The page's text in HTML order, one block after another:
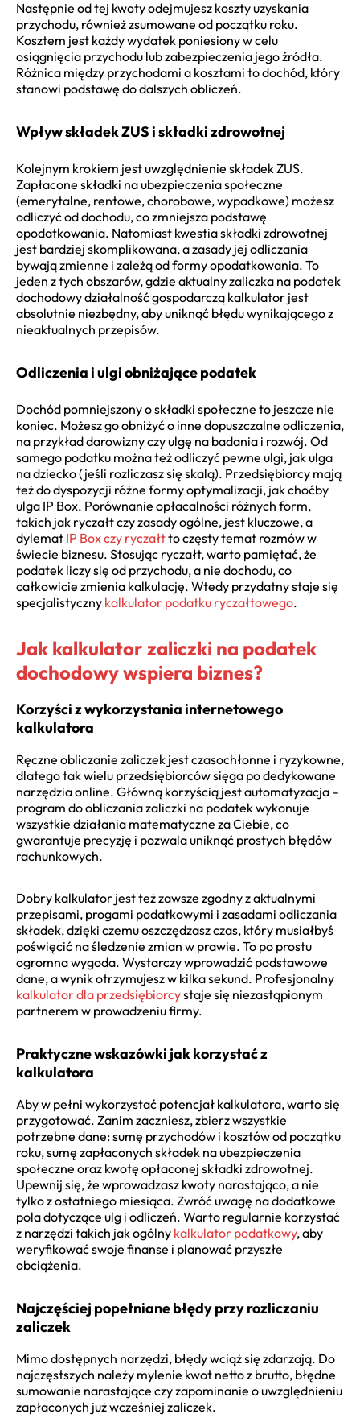
Następnie od tej kwoty odejmujesz koszty uzyskania
przychodu, również zsumowane od początku roku.
Kosztem jest każdy wydatek poniesiony w celu
osiągnięcia przychodu lub zabezpieczenia jego źródła.
Różnica między przychodami a kosztami to dochód, który
stanowi podstawę do dalszych obliczeń.
Wpływ składek ZUS i składki zdrowotnej
Kolejnym krokiem jest uwzględnienie składek ZUS.
Zapłacone składki na ubezpieczenia społeczne
(emerytalne, rentowe, chorobowe, wypadkowe) możesz
odliczyć od dochodu, co zmniejsza podstawę
opodatkowania. Natomiast kwestia składki zdrowotnej
jest bardziej skomplikowana, a zasady jej odliczania
bywają zmienne i zależą od formy opodatkowania. To
jeden z tych obszarów, gdzie aktualny zaliczka na podatek
dochodowy działalność gospodarczą kalkulator jest
absolutnie niezbędny, aby uniknąć błędu wynikającego z
nieaktualnych przepisów.
Odliczenia i ulgi obniżające podatek
Dochód pomniejszony o składki społeczne to jeszcze nie
koniec. Możesz go obniżyć o inne dopuszczalne odliczenia,
na przykład darowizny czy ulgę na badania i rozwój. Od
samego podatku można też odliczyć pewne ulgi, jak ulga
na dziecko (jeśli rozliczasz się skalą). Przedsiębiorcy mają
też do dyspozycji różne formy optymalizacji, jak choćby
ulga IP Box. Porównanie opłacalności różnych form,
takich jak ryczałt czy zasady ogólne, jest kluczowe, a
dylemat IP Box czy ryczałtto częsty temat rozmów w
świecie biznesu. Stosując ryczałt, warto pamiętać, że
podatek liczy się od przychodu, a nie dochodu, co
całkowicie zmienia kalkulację. Wtedy przydatny staje się
specjalistyczny kalkulator podatku ryczałtowego.
Jak kalkulator zaliczki na podatek
dochodowy wspiera biznes?
Korzyści z wykorzystania internetowego
kalkulatora
Ręczne obliczanie zaliczek jest czasochłonne i ryzykowne,
dlatego tak wielu przedsiębiorców sięga po dedykowane
narzędzia online. Główną korzyścią jest automatyzacja –
program do obliczania zaliczki na podatek wykonuje
wszystkie działania matematyczne za Ciebie, co
gwarantuje precyzję i pozwala uniknąć prostych błędów
rachunkowych.
Dobry kalkulator jest też zawsze zgodny z aktualnymi
przepisami, progami podatkowymi i zasadami odliczania
składek, dzięki czemu oszczędzasz czas, który musiałbyś
poświęcić na śledzenie zmian w prawie. To po prostu
ogromna wygoda. Wystarczy wprowadzić podstawowe
dane, a wynik otrzymujesz w kilka sekund. Profesjonalny
kalkulator dla przedsiębiorcystaje się niezastąpionym
partnerem w prowadzeniu firmy.
Praktyczne wskazówki jak korzystać z
kalkulatora
Aby w pełni wykorzystać potencjał kalkulatora, warto się
przygotować. Zanim zaczniesz, zbierz wszystkie
potrzebne dane: sumę przychodów i kosztów od początku
roku, sumę zapłaconych składek na ubezpieczenia
społeczne oraz kwotę opłaconej składki zdrowotnej.
Upewnij się, że wprowadzasz kwoty narastająco, a nie
tylko z ostatniego miesiąca. Zwróć uwagę na dodatkowe
pola dotyczące ulg i odliczeń. Warto regularnie korzystać
z narzędzi takich jak ogólny kalkulator podatkowy, aby
weryfikować swoje finanse i planować przyszłe
obciążenia.
Najczęściej popełniane błędy przy rozliczaniu
zaliczek
Mimo dostępnych narzędzi, błędy wciąż się zdarzają. Do
najczęstszych należy mylenie kwot netto z brutto, błędne
sumowanie narastające czy zapominanie o uwzględnieniu
zapłaconych już wcześniej zaliczek.